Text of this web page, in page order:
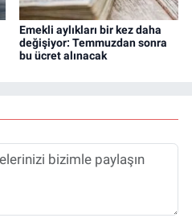
Emekli aylıkları bir kez daha
değişiyor: Temmuzdan sonra
bu ücret alınacak